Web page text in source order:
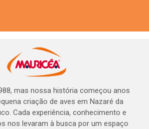
mas nossa história começou anos
criação de aves em Nazaré da
Cada experiência, conhecimento e
nos levaram à busca por um espaço